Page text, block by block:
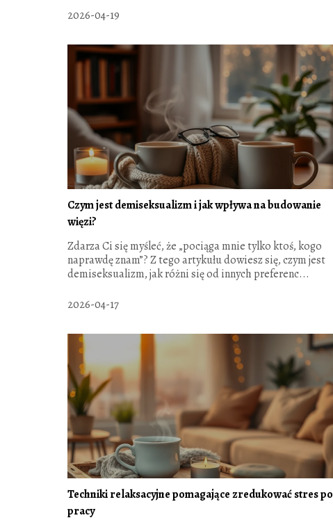
2026-04-19
Czym jest demiseksualizm i jak wpływa na budowanie
więzi?
Zdarza Ci się myśleć, że „pociąga mnie tylko ktoś, kogo
naprawdę znam”? Z tego artykułu dowiesz się, czym jest
demiseksualizm, jak różni się od innych preferenc...
2026-04-17
Techniki relaksacyjne pomagające zredukować stres po
pracy